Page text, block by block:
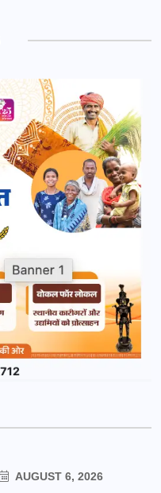
AUGUST 6, 2026